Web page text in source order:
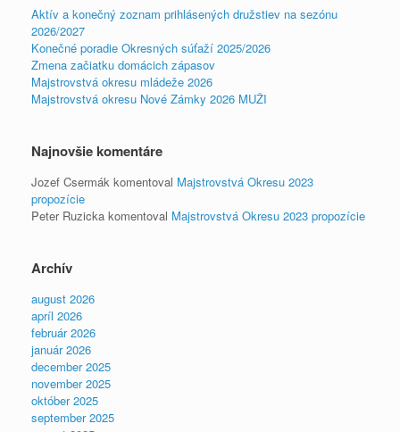
Aktív a konečný zoznam prihlásených družstiev na sezónu
2026/2027
Konečné poradie Okresných súťaží 2025/2026
Zmena začiatku domácich zápasov
Majstrovstvá okresu mládeže 2026
Majstrovstvá okresu Nové Zámky 2026 MUŽI
Najnovšie komentáre
Jozef Csermák komentoval Majstrovstvá Okresu 2023
propozície
Peter Ruzicka komentoval Majstrovstvá Okresu 2023 propozície
Archív
august 2026
apríl 2026
február 2026
január 2026
december 2025
november 2025
október 2025
september 2025